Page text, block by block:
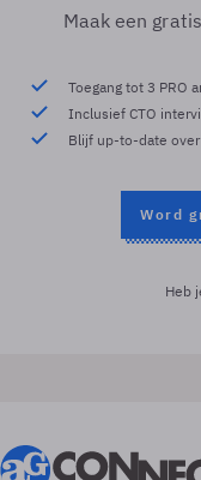
Maak een
Toegang tot 3 PRO
Inclusief CTO
Blijf up-to-date
Word
Heb